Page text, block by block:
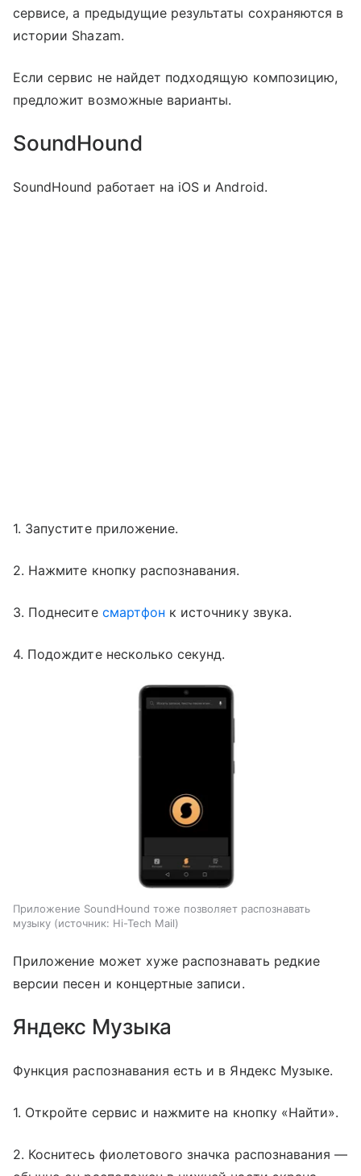
сервисе, а предыдущие результаты сохраняются в
истории Shazam.
Если сервис не найдет подходящую композицию,
предложит возможные варианты.
SoundHound
SoundHound работает на iOS и Android.
1. Запустите приложение.
2. Нажмите кнопку распознавания.
3. Поднесите смартфон к источнику звука.
4. Подождите несколько секунд.
Приложение SoundHound тоже позволяет распознавать
музыку
источник: Hi-Tech Mail
Приложение может хуже распознавать редкие
версии песен и концертные записи.
Яндекс Музыка
Функция распознавания есть и в Яндекс Музыке.
1. Откройте сервис и нажмите на кнопку «Найти».
2. Коснитесь фиолетового значка распознавания —